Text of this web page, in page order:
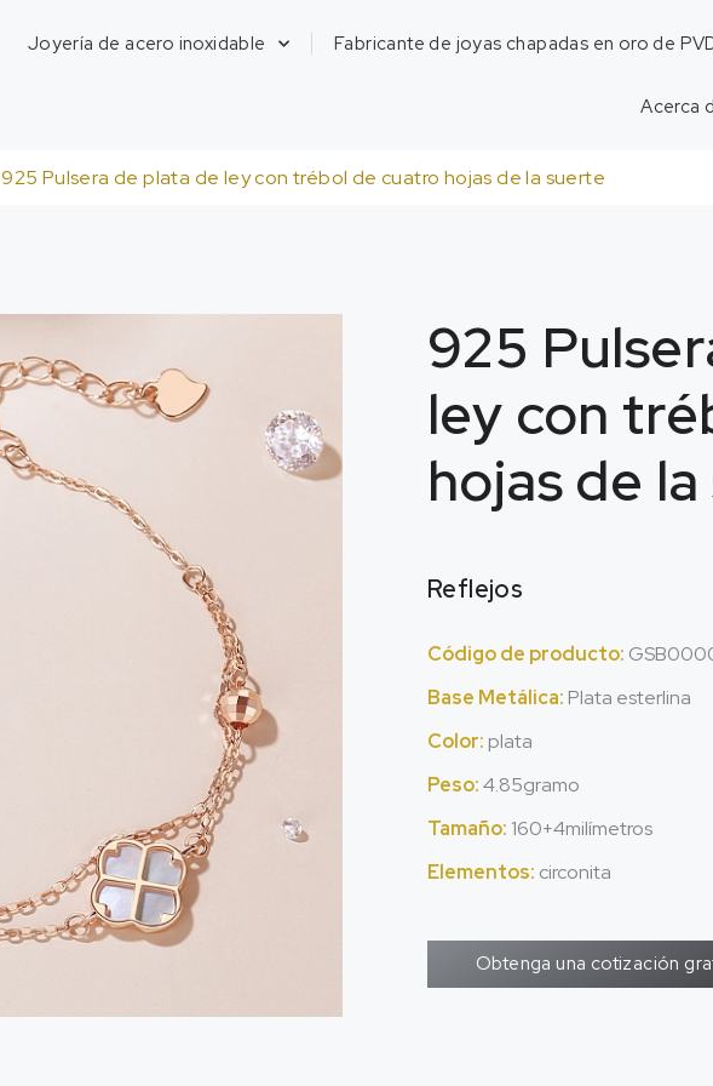
Joyería de acero inoxidable Fabricante de joyas chapadas en oro de
Acerca
925 Pulsera de plata de ley con trébol de cuatro hojas de la suerte
925
ley con
hojas de
Reflejos
Código de producto:
Base Metálica: Plata esterlina
Color: plata
Peso:4.85gramo
Tamaño: 160+4milímetros
Elementos: circonita
Obtenga una cotización